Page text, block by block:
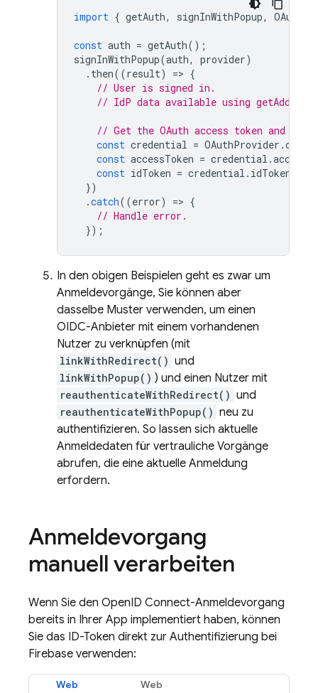
import { getAuth, signInWithPopup,
const auth = getAuth();
signInWithPopup(auth, provider)
. then((result) => {
// User is signed in.
// IdP data available using
// Get the OAuth access token and ID
const credential = OAuthProvider .
const accessToken = credential .
const idToken = credential . idToken
})
.catch((error) => {
// Handle error.
});
In den obigen Beispielen geht es zwar um
Anmeldevorgänge, Sie können aber
dasselbe Muster verwenden, um einen
OIDC-Anbieter mit einem vorhandenen
Nutzer zu verknüpfen (mit
linkWithRedirect() und
linkWithPopup() ) und einen Nutzer mit
reauthenticateWithRedirect() und
reauthenticateWithPopup() neu zu
authentifizieren. So lassen sich aktuelle
Anmeldedaten für vertrauliche Vorgänge
abrufen, die eine aktuelle Anmeldung
erfordern.
Anmeldevorgang
manuell verarbeiten
Wenn Sie den OpenID Connect-Anmeldevorgang
bereits in Ihrer App implementiert haben, können
Sie das ID-Token direkt zur Authentifizierung bei
Firebase verwenden:
Web Web